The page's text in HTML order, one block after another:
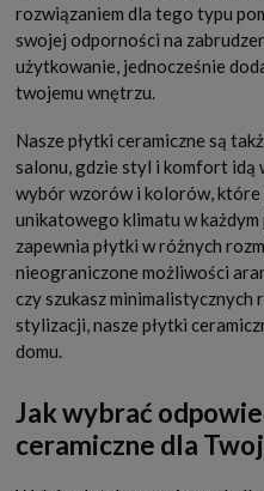
rozwiązaniem dla tego typu
swojej odporności na
użytkowanie, jednocześnie
twojemu wnętrzu.
Nasze płytki ceramiczne są
salonu, gdzie styl i komfort idą
wybór wzorów i kolorów,
unikatowego klimatu w każdym
zapewnia płytki w różnych
nieograniczone możliwości
czy szukasz minimalistycznych
stylizacji, nasze płytki
domu.
Jak wybrać
ceramiczne dla